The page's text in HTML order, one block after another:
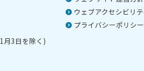
ウェブアクセシビリ
プライバシーポリシー
月3日を除く)